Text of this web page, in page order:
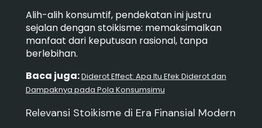
Alih-alih konsumtif, pendekatan ini justru
sejalan dengan stoikisme: memaksimalkan
manfaat dari keputusan rasional, tanpa
berlebihan.
Baca juga:Diderot Effect: Apa Itu Efek Diderot dan
Dampaknya pada Pola Konsumsimu
Relevansi Stoikisme di Era Finansial Modern